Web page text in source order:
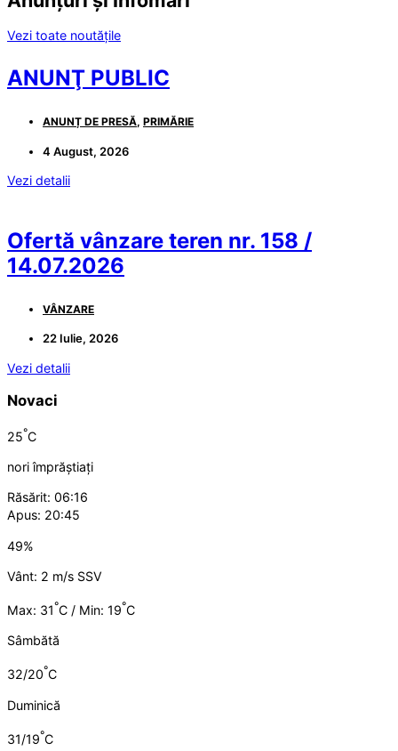
Vezi toate noutățile
ANUNŢ PUBLIC
ANUNȚ DE PRESĂ, PRIMĂRIE
4 August, 2026
Vezi detalii
Ofertă vânzare teren nr. 158 /
14.07.2026
VÂNZARE
22 Iulie, 2026
Vezi detalii
Novaci
25°C
nori împrăștiați
Răsărit: 06:16
Apus: 20:45
49%
Vânt: 2 m/s SSV
Max: 31°C / Min: 19°C
Sâmbătă
32/20°C
Duminică
31/19°C